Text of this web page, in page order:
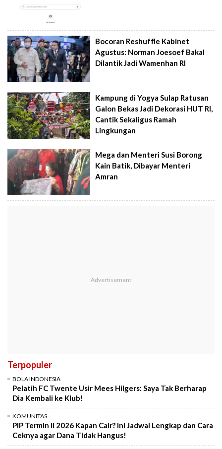
Bocoran Reshuffle Kabinet
Agustus: Norman Joesoef Bakal
Dilantik Jadi Wamenhan RI
Kampung di Yogya Sulap Ratusan
Galon Bekas Jadi Dekorasi HUT RI,
Cantik Sekaligus Ramah
Lingkungan
Mega dan Menteri Susi Borong
Kain Batik, Dibayar Menteri
Amran
Terpopuler
BOLA INDONESIA
Pelatih FC Twente Usir Mees Hilgers: Saya Tak Berharap
Dia Kembali ke Klub!
KOMUNITAS
PIP Termin II 2026 Kapan Cair? Ini Jadwal Lengkap dan Cara
Ceknya agar Dana Tidak Hangus!